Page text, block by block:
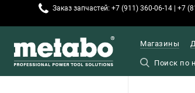
Заказ запчастей: +7 (911) 360-06-14 | +7
Магазины